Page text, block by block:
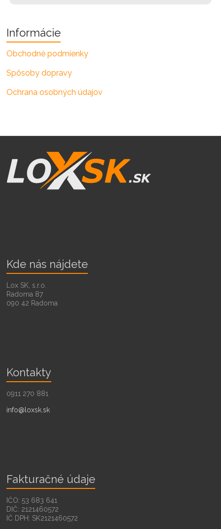
Informácie
Obchodné podmienky
Spôsoby dopravy
Ochrana osobných údajov
Kde nás nájdete
Lox SK, s.r.o.
Radoma 87
090 42 Radoma
Kontakty
0911 270 881
info@loxsk.sk
Fakturačné údaje
IČO: 53 683 641
DIČ: 2121460572
IČ DPH: SK2121460572